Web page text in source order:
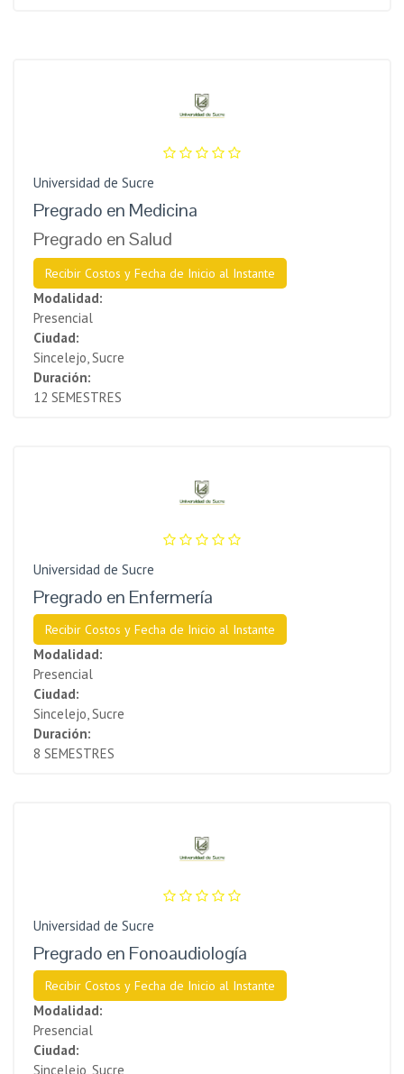
Universidad de Sucre
Pregrado en Medicina
Pregrado en Salud
Recibir Costos y Fecha de Inicio al Instante
Modalidad:
Presencial
Ciudad:
Sincelejo, Sucre
Duración:
12 SEMESTRES
Universidad de Sucre
Pregrado en Enfermería
Recibir Costos y Fecha de Inicio al Instante
Modalidad:
Presencial
Ciudad:
Sincelejo, Sucre
Duración:
8 SEMESTRES
Universidad de Sucre
Pregrado en Fonoaudiología
Recibir Costos y Fecha de Inicio al Instante
Modalidad:
Presencial
Ciudad:
Sincelejo, Sucre